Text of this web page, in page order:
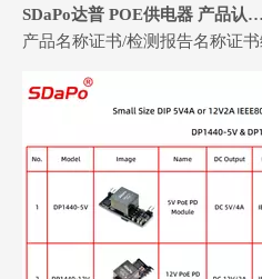
产品名称证书/检测报告名称证书